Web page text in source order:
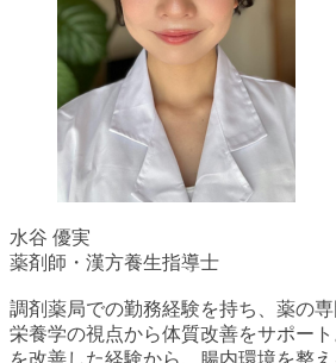
水谷 優実
薬剤師・漢方養生指導士
調剤薬局での勤務経験を持ち、薬の
栄養学の視点から体質改善をサポー